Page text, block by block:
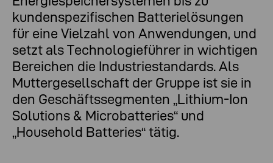
kundenspezifischen Batterielösungen
für eine Vielzahl von Anwendungen, und
setzt als Technologieführer in wichtigen
Bereichen die Industriestandards. Als
Muttergesellschaft der Gruppe ist sie in
den Geschäftssegmenten „Lithium-Ion
Solutions & Microbatteries“ und
„Household Batteries“ tätig.